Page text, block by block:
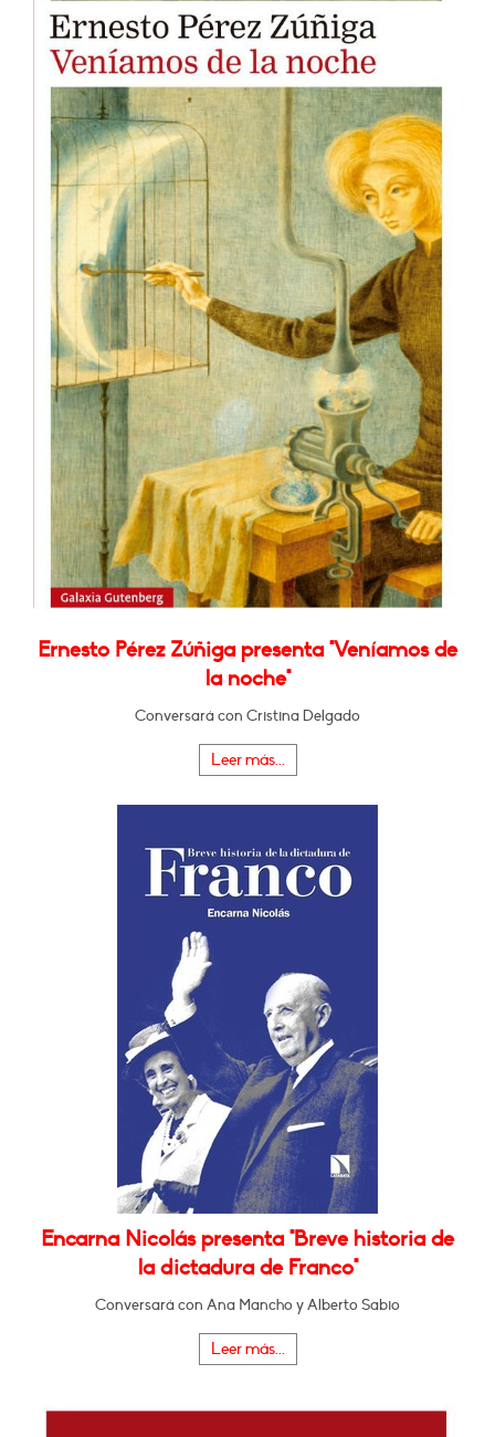
Ernesto Pérez Zúñiga presenta "Veníamos de
la noche"
Conversará con Cristina Delgado
Leer más...
Encarna Nicolás presenta "Breve historia de
la dictadura de Franco"
Conversará con Ana Mancho y Alberto Sabio
Leer más...